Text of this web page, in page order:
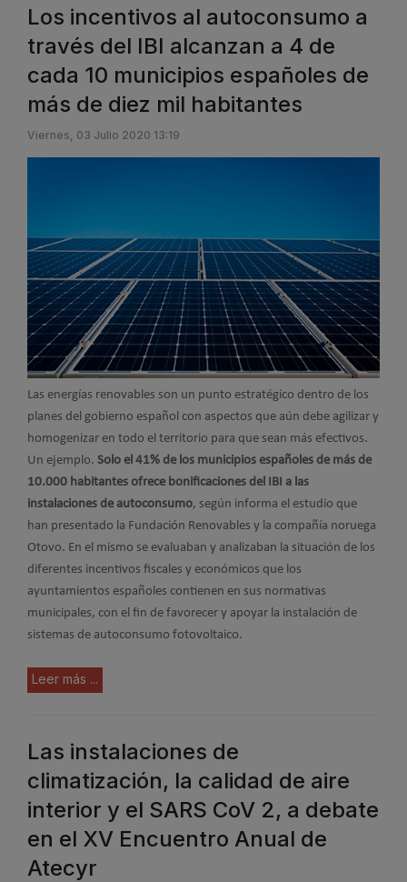
Los incentivos al autoconsumo a
través del IBI alcanzan a 4 de
cada 10 municipios españoles de
más de diez mil habitantes
Viernes, 03 Julio 2020 13:19
Las energías renovables son un punto estratégico dentro de los
planes del gobierno español con aspectos que aún debe agilizar y
homogenizar en todo el territorio para que sean más efectivos.
Un ejemplo. Solo el 41% de los municipios españoles de más de
10.000 habitantes ofrece bonificaciones del IBI a las
instalaciones de autoconsumo, según informa el estudio que
han presentado la Fundación Renovables y la compañía noruega
Otovo. En el mismo se evaluaban y analizaban la situación de los
diferentes incentivos fiscales y económicos que los
ayuntamientos españoles contienen en sus normativas
municipales, con el fin de favorecer y apoyar la instalación de
sistemas de autoconsumo fotovoltaico.
Leer más ...
Las instalaciones de
climatización, la calidad de aire
interior y el SARS CoV 2, a debate
en el XV Encuentro Anual de
Atecyr